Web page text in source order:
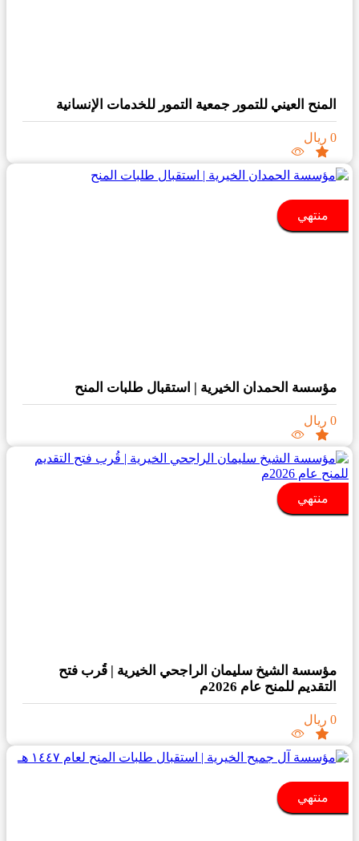
المنح العيني للتمور جمعية التمور للخدمات الإنسانية
0 ريال
منتهي
مؤسسة الحمدان الخيرية | استقبال طلبات المنح
0 ريال
منتهي
مؤسسة الشيخ سليمان الراجحي الخيرية | قُرب فتح
التقديم للمنح عام 2026م
0 ريال
منتهي